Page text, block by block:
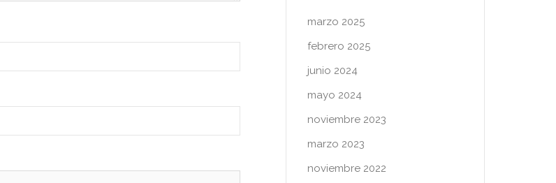
marzo 2025
febrero 2025
junio 2024
mayo 2024
noviembre 2023
marzo 2023
noviembre 2022